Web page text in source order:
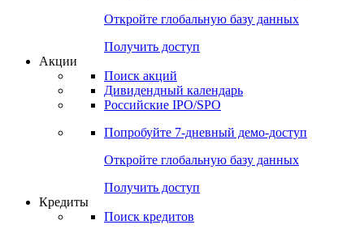
Откройте глобальную базу данных
Получить доступ
Акции
Поиск акций
Дивидендный календарь
Российские IPO/SPO
Попробуйте 7-дневный демо-доступ
Откройте глобальную базу данных
Получить доступ
Кредиты
Поиск кредитов